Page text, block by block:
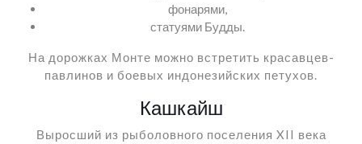
фонарями,
статуями Будды.
На дорожках Монте можно встретить красавцев-
павлинов и боевых индонезийских петухов.
Кашкайш
Выросший из рыболовного поселения XII века